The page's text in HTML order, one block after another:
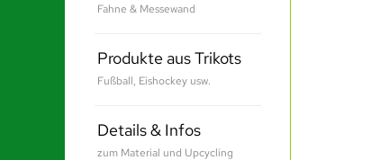
Fahne & Messewand
Produkte aus Trikots
Fußball, Eishockey usw.
Details & Infos
zum Material und Upcycling